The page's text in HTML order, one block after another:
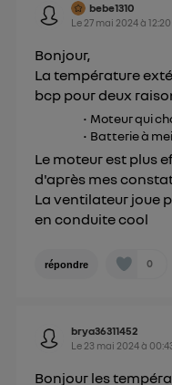
bebe1310
Le 27 mai 2024à12:20
Bonjour,
La température
bcp pour deux
Moteur qui
Batterie à
Le moteur est plus
d'après mes
La ventilateur joue
en conduite cool
répondre 0
brya36311452
Le 23 mai 2024à
Bonjour les